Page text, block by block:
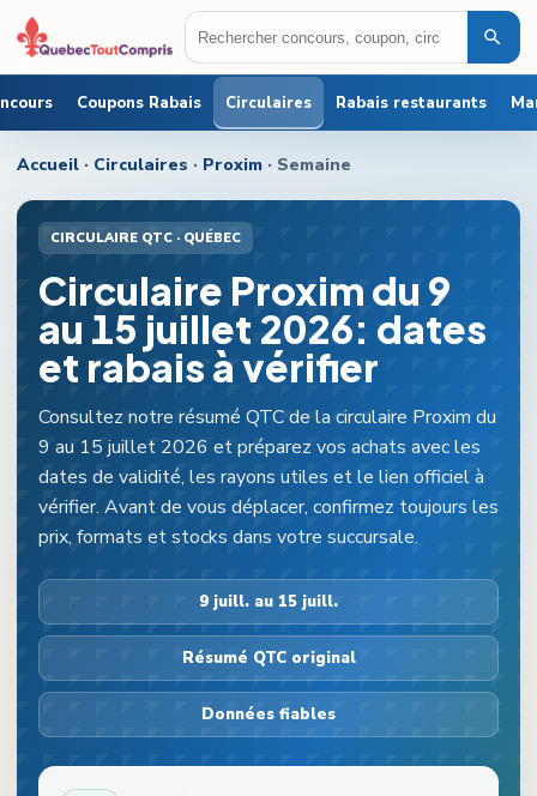
Coupons Rabais Circulaires Rabais restaurants
Accueil · Circulaires · Proxim · Semaine
CIRCULAIRE QTC · QUÉBEC
Circulaire Proxim du 9
au 15 juillet 2026: dates
et rabais à vérifier
Consultez notre résumé QTC de la circulaire Proxim du
9 au 15 juillet 2026 et préparez vos achats avec les
dates de validité, les rayons utiles et le lien officiel à
vérifier. Avant de vous déplacer, confirmez toujours les
prix, formats et stocks dans votre succursale.
9 juill. au 15 juill.
Résumé QTC original
Données fiables